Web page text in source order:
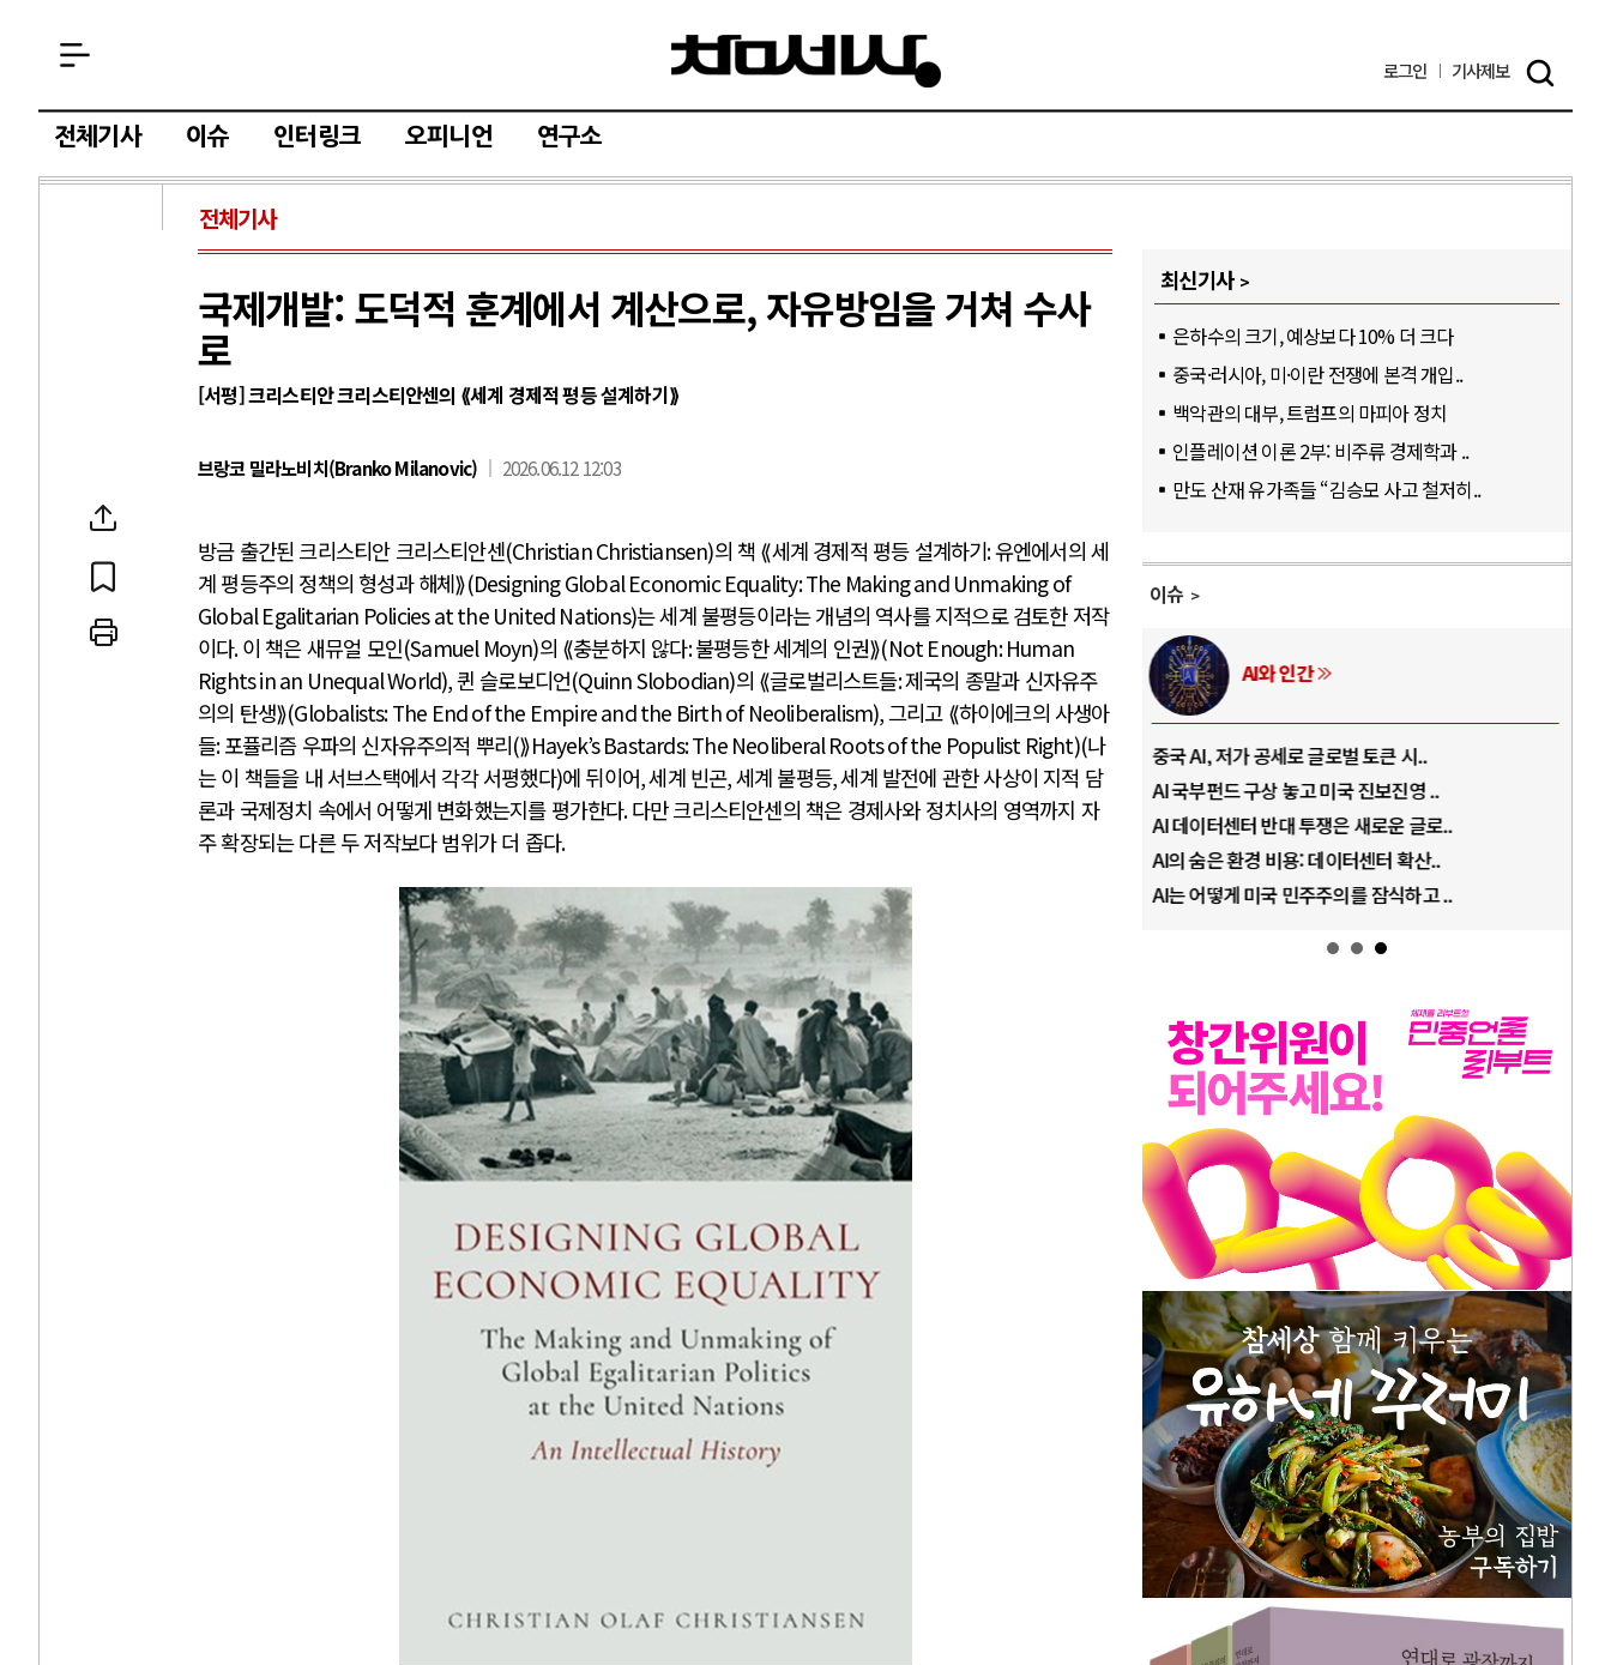
로그인 기사제보
전체기사 이슈 인터링크 오피니언 연구소
전체기사
국제개발: 도덕적 훈계에서 계산으로, 자유방임을 거쳐 수사
로
[서평] 크리스티안 크리스티안센의 ⟪세계 경제적 평등 설계하기⟫
브랑코 밀라노비치(Branko Milanovic) 2026.06.12 12:03
방금 출간된 크리스티안 크리스티안센(Christian Christiansen)의 책 ⟪세계 경제적 평등 설계하기:유엔에서의 세
계 평등주의 정책의 형성과 해체⟫(Designing Global Economic Equality: The Making and Unmaking of
Global Egalitarian Policies at the United Nations)는 세계 불평등이라는 개념의 역사를 지적으로 검토한 저작
이다.이 책은 새뮤얼 모인(Samuel Moyn)의 ⟪충분하지 않다:불평등한 세계의 인권⟫(Not Enough: Human
Rights in an Unequal World),퀸 슬로보디언(Quinn Slobodian)의 ⟪글로벌리스트들:제국의 종말과 신자유주
의의 탄생⟫(Globalists: The End of the Empire and the Birth of Neoliberalism),그리고 ⟪하이에크의 사생아
들:포퓰리즘 우파의 신자유주의적 뿌리(⟫Hayek’s Bastards: The Neoliberal Roots of the Populist Right)(나
는 이 책들을 내 서브스택에서 각각 서평했다)에 뒤이어,세계 빈곤,세계 불평등,세계 발전에 관한 사상이 지적 담
론과 국제정치 속에서 어떻게 변화했는지를 평가한다.다만 크리스티안센의 책은 경제사와 정치사의 영역까지 자
주 확장되는 다른 두 저작보다 범위가 더 좁다.
최신기사
은하수의 크기, 예상보다 10% 더 크다
중국·러시아, 미·이란 전쟁에 본격 개입..
백악관의 대부, 트럼프의 마피아 정치
인플레이션 이론 2부: 비주류 경제학과 ..
만도 산재 유가족들 “김승모 사고 철저히..
이슈
러시아-우크라이나 전쟁
전쟁의 추상화: 우크라이나, 대리전의 역..
EU·우크라이나 드론 협력 직후, 러시아..
나토, 우크라 군사지원 2027년까지 공..
우크라이나, 덴마크, 에스토니아, 네덜란..
러·우크라, 대규모 공습 주고받아…민간 ..
중동 위기
호르무즈 갈등 격화, 트럼프 정치·경제 ..
호르무즈 해협 통행료를 철회한 트럼프
이란, 호르무즈 해협 봉쇄 선택한 배경
하마스, 가자 통치권 이양으로 휴전 의지..
AI와 인간
중국 AI, 저가 공세로 글로벌 토큰 시..
AI 국부펀드 구상 놓고 미국 진보진영 ..
AI 데이터센터 반대 투쟁은 새로운 글로..
AI의 숨은 환경 비용: 데이터센터 확산..
AI는 어떻게 미국 민주주의를 잠식하고 ..